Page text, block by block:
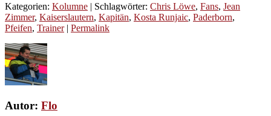
Kategorien: Kolumne | Schlagwörter: Chris Löwe, Fans, Jean
Zimmer, Kaiserslautern, Kapitän, Kosta Runjaic, Paderborn,
Pfeifen, Trainer| Permalink
Autor: Flo